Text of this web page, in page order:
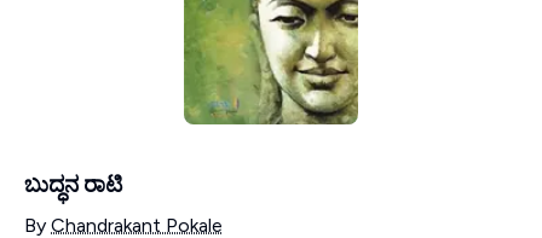
ಬುದ್ಧನ ರಾಟಿ
Contributors
By Chandrakant Pokale